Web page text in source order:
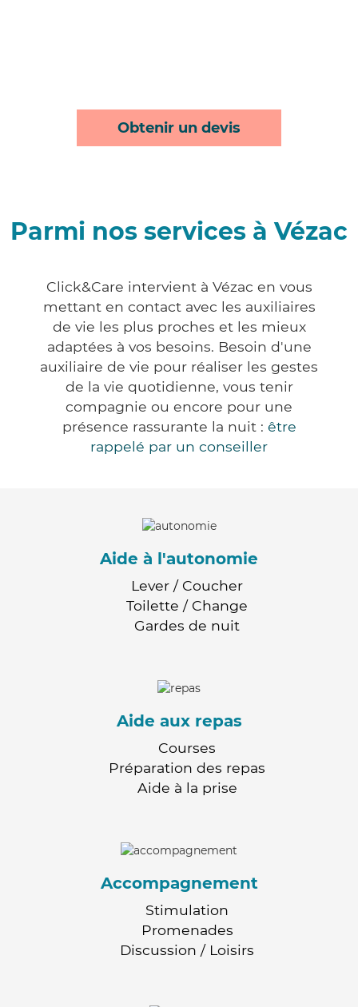
Obtenir un devis
Parmi nos services à Vézac
Click&Care intervient à Vézac en vous
mettant en contact avec les auxiliaires
de vie les plus proches et les mieux
adaptées à vos besoins. Besoin d'une
auxiliaire de vie pour réaliser les gestes
de la vie quotidienne, vous tenir
compagnie ou encore pour une
présence rassurante la nuit : être
rappelé par un conseiller
Aide à l'autonomie
Lever / Coucher
Toilette / Change
Gardes de nuit
Aide aux repas
Courses
Préparation des repas
Aide à la prise
Accompagnement
Stimulation
Promenades
Discussion / Loisirs